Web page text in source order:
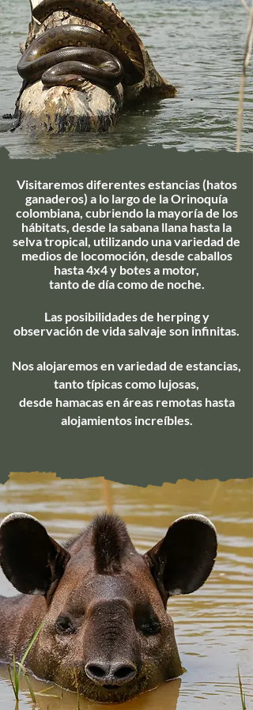
Visitaremos diferentes estancias (hatos
ganaderos) a lo largo de la Orinoquía
colombiana, cubriendo la mayoría de los
hábitats, desde la sabana llana hasta la
selva tropical, utilizando una variedad de
medios de locomoción, desde caballos
hasta 4x4 y botes a motor,
tanto de día como de noche.
Las posibilidades de herping y
observaciónde vida salvaje son infinitas.
​Nos alojaremos en variedad de estancias,
tanto típicas como lujosas,
desde hamacas en áreas remotas hasta
alojamientos increíbles.